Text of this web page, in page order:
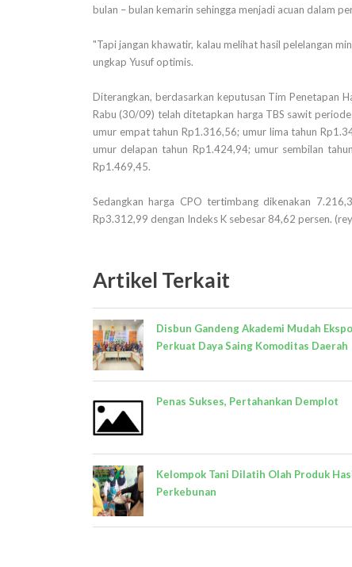
bulan – bulan kemarin sehingga menjadi acuan dalam
"Tapi jangan khawatir, kalau melihat hasil pelelangan
ungkap Yusuf optimis.
Diterangkan, berdasarkan keputusan Tim Penetapan
Rabu (30/09) telah ditetapkan harga TBS sawit
umur empat tahun Rp1.316,56; umur lima tahun
umur delapan tahun Rp1.424,94; umur sembilan
Rp1.469,45.
Sedangkan harga CPO tertimbang dikenakan
Rp3.312,99 dengan Indeks K sebesar 84,62 persen.
Artikel Terkait
Disbun Gandeng Akademi Mudah
Perkuat Daya Saing Komoditas Daerah
Penas Sukses, Pertahankan Demplot
Kelompok Tani Dilatih Olah Produk
Perkebunan